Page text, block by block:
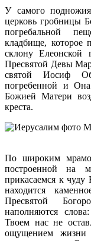
У самого
церковь гробницы
погребальной
кладбище, которое
склону Елеонской
Пресвятой Девы
святой Иосиф
погребенной и
Божией Матери
креста.
По широким
построенной на
прикасаемся к чуду
находится
Пресвятой
наполняются
Твоем нас не
ощущением жизни